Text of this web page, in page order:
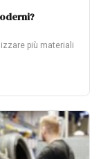
più materiali